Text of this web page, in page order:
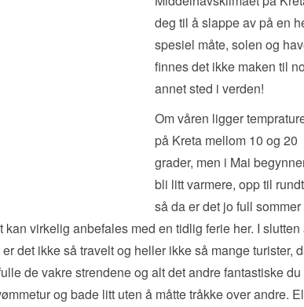
deg til å slappe av på en
spesiel måte, solen og
finnes det ikke maken til
annet sted i verden!
Om våren ligger
på Kreta mellom 10 og 20
grader, men i Mai
bli litt varmere, opp til
så da er det jo full sommer
kan virkelig anbefales med en tidlig ferie her. I slutten
det ikke så travelt og heller ikke så mange turister,
de vakre strendene og alt det andre fantastiske
og bade litt uten å måtte tråkke over andre.